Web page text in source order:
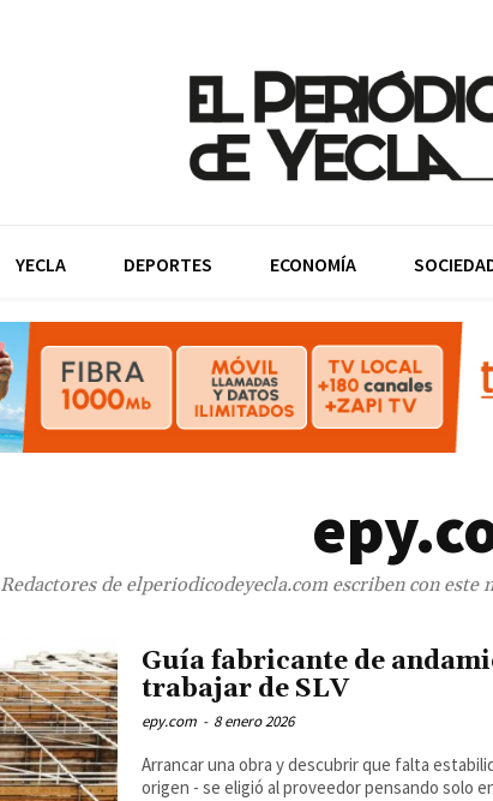
YECLA DEPORTES ECONOMÍA
Redactores de elperiodicodeyecla.com escriben con
Guía fabricante de
trabajar de SLV
epy.com - 8 enero 2026
Arrancar una obra y descubrir que falta
origen - se eligió al proveedor pensando solo